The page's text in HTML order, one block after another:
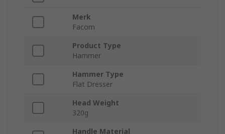
Merk
Facom
Product Type
Hammer
Hammer Type
Flat Dresser
Head Weight
320g
Handle Material